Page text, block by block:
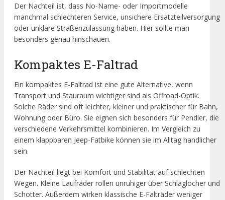
Der Nachteil ist, dass No-Name- oder Importmodelle
manchmal schlechteren Service, unsichere Ersatzteilversorgung
oder unklare Straßenzulassung haben. Hier sollte man
besonders genau hinschauen.
Kompaktes E-Faltrad
Ein kompaktes E-Faltrad ist eine gute Alternative, wenn
Transport und Stauraum wichtiger sind als Offroad-Optik.
Solche Räder sind oft leichter, kleiner und praktischer für Bahn,
Wohnung oder Büro. Sie eignen sich besonders für Pendler, die
verschiedene Verkehrsmittel kombinieren. Im Vergleich zu
einem klappbaren Jeep-Fatbike können sie im Alltag handlicher
sein.
Der Nachteil liegt bei Komfort und Stabilität auf schlechten
Wegen. Kleine Laufräder rollen unruhiger über Schlaglöcher und
Schotter. Außerdem wirken klassische E-Falträder weniger